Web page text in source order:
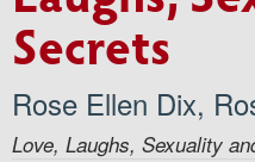
Secrets
Rose Ellen Dix,
Love, Laughs, Sexuality